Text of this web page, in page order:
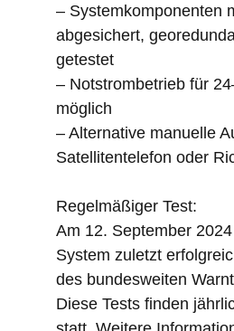
– Systemkomponenten
abgesichert,
getestet
– Notstrombetrieb für
möglich
– Alternative manuelle
Satellitentelefon oder
Regelmäßiger Test:
Am 12. September
System zuletzt
des bundesweiten
Diese Tests finden